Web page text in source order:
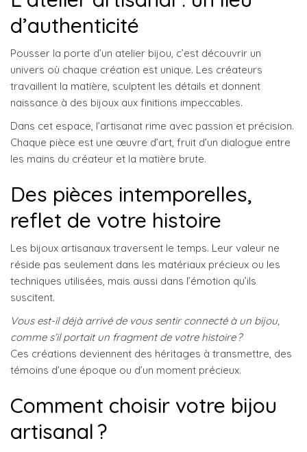
d’authenticité
Pousser la porte d’un atelier bijou, c’est découvrir un
univers où chaque création est unique. Les créateurs
travaillent la matière, sculptent les détails et donnent
naissance à des bijoux aux finitions impeccables.
Dans cet espace, l’artisanat rime avec passion et précision.
Chaque pièce est une œuvre d’art, fruit d’un dialogue entre
les mains du créateur et la matière brute.
Des pièces intemporelles,
reflet de votre histoire
Les bijoux artisanaux traversent le temps. Leur valeur ne
réside pas seulement dans les matériaux précieux ou les
techniques utilisées, mais aussi dans l’émotion qu’ils
suscitent.
Vous est-il déjà arrivé de vous sentir connecté à un bijou,
comme s’il portait un fragment de votre histoire ?
Ces créations deviennent des héritages à transmettre, des
témoins d’une époque ou d’un moment précieux.
Comment choisir votre bijou
artisanal ?